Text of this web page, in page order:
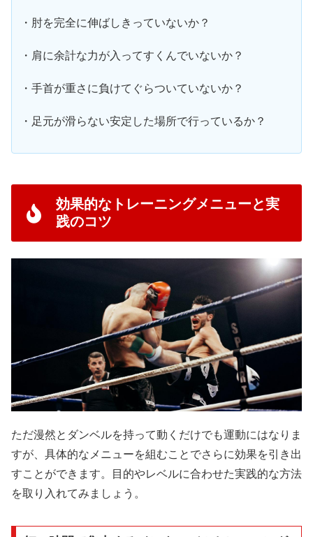
・肘を完全に伸ばしきっていないか？
・肩に余計な力が入ってすくんでいないか？
・手首が重さに負けてぐらついていないか？
・足元が滑らない安定した場所で行っているか？
効果的なトレーニングメニューと実
践のコツ
ただ漫然とダンベルを持って動くだけでも運動にはなりま
すが、具体的なメニューを組むことでさらに効果を引き出
すことができます。目的やレベルに合わせた実践的な方法
を取り入れてみましょう。